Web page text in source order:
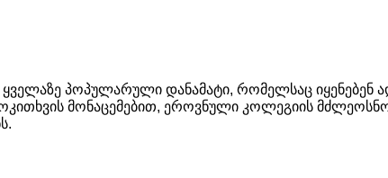
პოპულარული დანამატი, რომელსაც იყენებენ
მონაცემებით, ეროვნული კოლეგიის